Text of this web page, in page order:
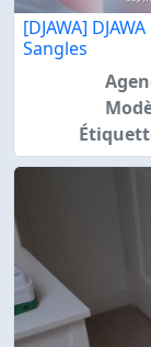
[DJAWA]
Sangles